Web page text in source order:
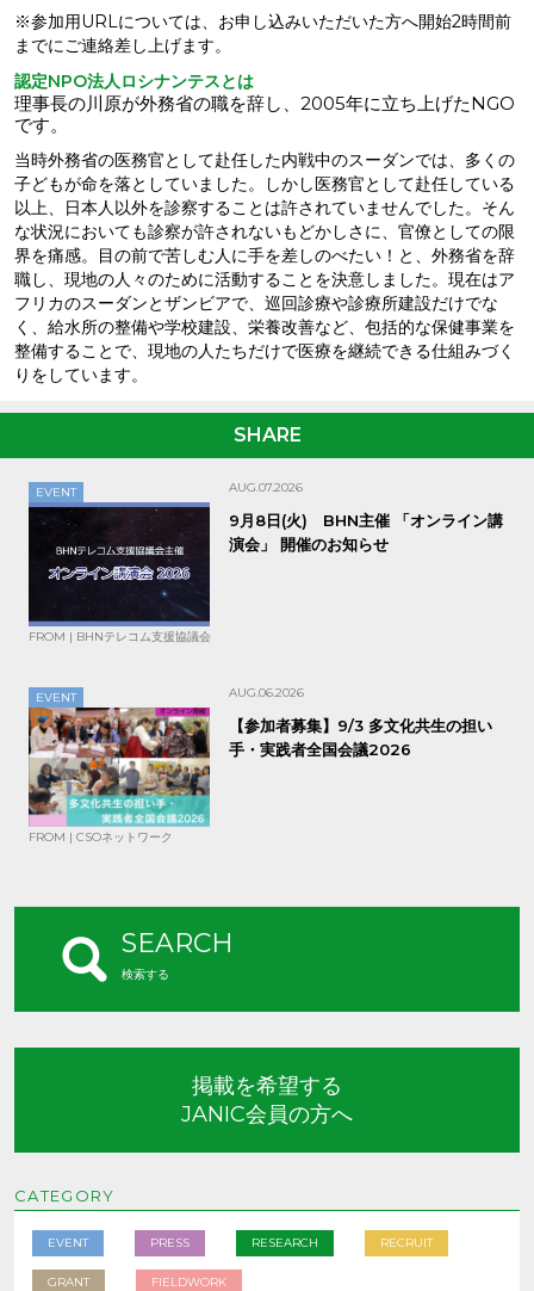
※参加用URLについては、お申し込みいただいた方へ開始2時間前
までにご連絡差し上げます。
認定NPO法人ロシナンテスとは
理事長の川原が外務省の職を辞し、2005年に立ち上げたNGO
です。
当時外務省の医務官として赴任した内戦中のスーダンでは、多くの
子どもが命を落としていました。しかし医務官として赴任している
以上、日本人以外を診察することは許されていませんでした。そん
な状況においても診察が許されないもどかしさに、官僚としての限
界を痛感。目の前で苦しむ人に手を差しのべたい！と、外務省を辞
職し、現地の人々のために活動することを決意しました。現在はア
フリカのスーダンとザンビアで、巡回診療や診療所建設だけでな
く、給水所の整備や学校建設、栄養改善など、包括的な保健事業を
整備することで、現地の人たちだけで医療を継続できる仕組みづく
りをしています。
SHARE
EVENT AUG.07.2026
9月8日(火) BHN主催 「オンライン講
演会」 開催のお知らせ
FROM | BHNテレコム支援協議会
EVENT AUG.06.2026
【参加者募集】9/3 多文化共生の担い
手・実践者全国会議2026
FROM | CSOネットワーク
SEARCH
検索する
掲載を希望する
JANIC会員の方へ
CATEGORY
EVENT PRESS RESEARCH RECRUIT
GRANT FIELDWORK